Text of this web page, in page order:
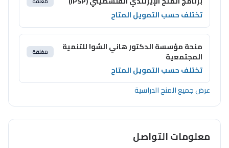
تختلف حسب التمويل المتاح
منحة مؤسسة الدكتور هاني الشوا للتنمية
المجتمعية مغلقة
تختلف حسب التمويل المتاح
عرض جميع المنح الدراسية
معلومات التواصل